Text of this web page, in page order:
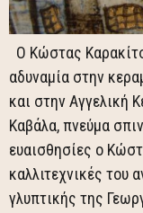
O Κώστας
αδυναμία στην
και στην Αγγελική
Καβάλα, πνεύμα
ευαισθησίες ο
καλλιτεχνικές του
γλυπτικής της